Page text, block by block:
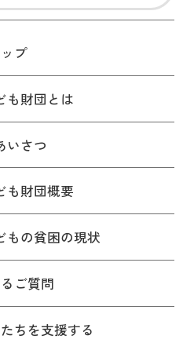
ップ
も財団とは
いさつ
も財団概要
もの貧困の現状
ご質問
ちを支援する